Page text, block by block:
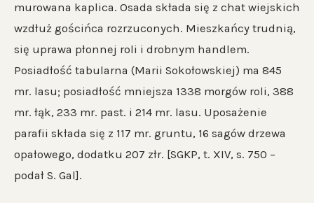
murowana kaplica. Osada składa się z chat wiejskich
wzdłuż gościńca rozrzuconych. Mieszkańcy trudnią,
się uprawa płonnej roli i drobnym handlem.
Posiadłość tabularna (Marii Sokołowskiej) ma 845
mr. lasu; posiadłość mniejsza 1338 morgów roli, 388
mr. łąk, 233 mr. past. i 214 mr. lasu. Uposażenie
parafii składa się z 117 mr. gruntu, 16 sagów drzewa
opałowego, dodatku 207 złr. [SGKP, t. XIV, s. 750 –
podał S. Gal].